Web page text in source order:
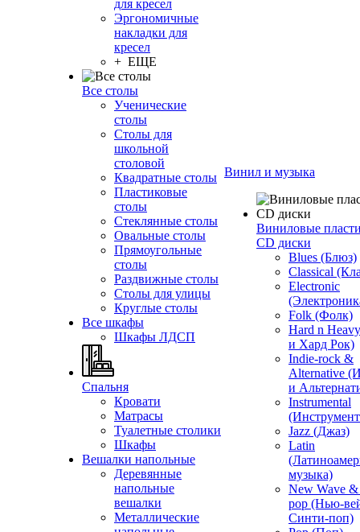
для кресел
Эргономичные
накладки для
кресел
+ ЕЩЕ
Все столы
Ученические
столы
Столы для
школьной
столовой
Квадратные столы
Пластиковые
столы
Стеклянные столы
Овальные столы
Прямоугольные
столы
Раздвижные столы
Столы для улицы
Круглые столы
Все шкафы
Шкафы ЛДСП
Спальня
Кровати
Матрасы
Туалетные столики
Шкафы
Вешалки напольные
Деревянные
напольные
вешалки
Металлические
Винил и музыка
Виниловые
CD диски
Blues (Блюз)
Classical
Electronic
Folk (Фолк)
Hard n
и Хард Рок)
Indie-rock &
Alternative
и
Instrumental
Jazz (Джаз)
Latin
музыка)
New Wave
pop (Нью-
Синти-поп)